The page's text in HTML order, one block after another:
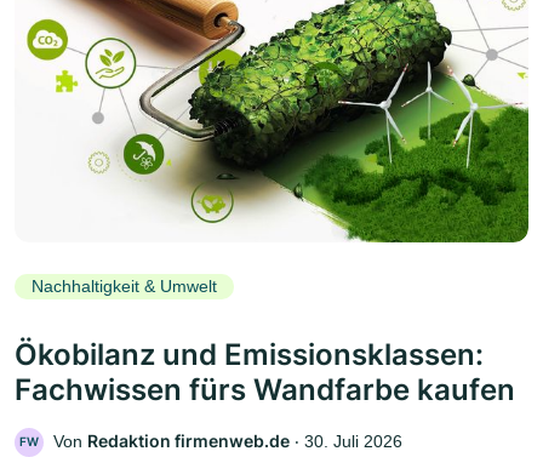
Nachhaltigkeit & Umwelt
Ökobilanz und Emissionsklassen:
Fachwissen fürs Wandfarbe kaufen
FW Von Redaktion firmenweb.de ‧ 30. Juli 2026